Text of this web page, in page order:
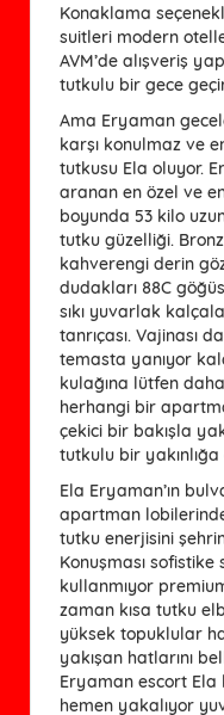
Konaklama
suitleri modern
AVM’de alışveriş
tutkulu bir gece
Ama Eryaman
karşı konulmaz ve
tutkusu Ela oluyor.
aranan en özel ve
boyunda 53 kilo
tutku güzelliği.
kahverengi derin
dudakları 88C
sıkı yuvarlak
tanrıçası. Vajinası
temasta yanıyor
kulağına lütfen
herhangi bir
çekici bir bakışla
tutkulu bir yakınlığa
Ela Eryaman’ın
apartman
tutku enerjisini
Konuşması
kullanmıyor
zaman kısa tutku
yüksek topuklular
yakışan hatlarını
Eryaman escort
hemen yakalıyor